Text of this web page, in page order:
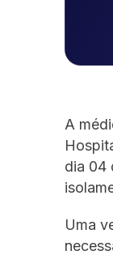
A
dia 04
Uma